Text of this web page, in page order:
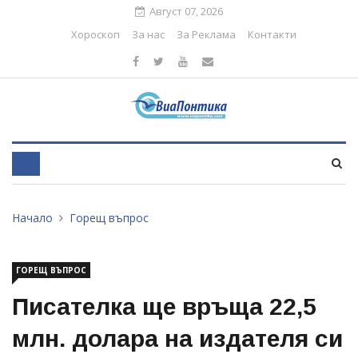
Август 07, 2026
Хороскоп
За нас За Реклама Контакти
Начало Горещ въпрос
ГОРЕЩ ВЪПРОС
Писателка ще връща 22,5
млн. долара на издателя си